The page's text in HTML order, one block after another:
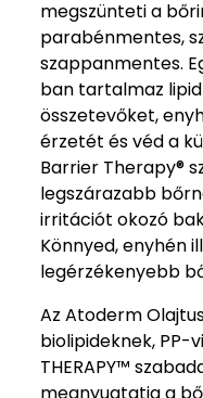
megszünteti a
parabénmentes,
szappanmentes.
ban tartalmaz
összetevőket,
érzetét és véd a
Barrier Therapy®
legszárazabb
irritációt okozó
Könnyed, enyhén
legérzékenyebb
Az Atoderm
biolipideknek, PP-
THERAPY™